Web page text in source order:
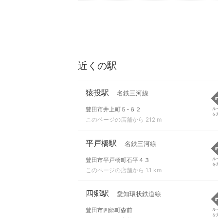
近くの駅
猿投駅 名鉄三河線
豊田市井上町５-６２
このページの店舗から 212 m
ル
を
平戸橋駅 名鉄三河線
豊田市平戸橋町石平４３
このページの店舗から 1.1 km
ル
を
四郷駅 愛知環状鉄道線
豊田市四郷町森前
ル
を